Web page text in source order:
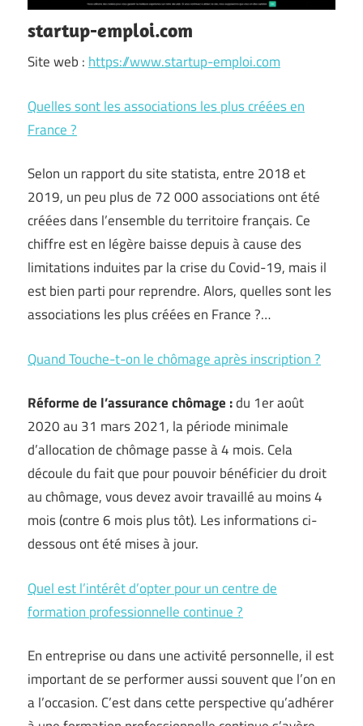
startup-emploi.com
Site web :https://www.startup-emploi.com
Quelles sont les associations les plus créées en
France ?
Selon un rapport du site statista, entre 2018 et
2019, un peu plus de 72 000 associations ont été
créées dans l’ensemble du territoire français. Ce
chiffre est en légère baisse depuis à cause des
limitations induites par la crise du Covid-19, mais il
est bien parti pour reprendre. Alors, quelles sont les
associations les plus créées en France ?…
Quand Touche-t-on le chômage après inscription ?
Réforme de l’assurance chômage :du 1er août
2020 au 31 mars 2021, la période minimale
d’allocation de chômage passe à 4 mois. Cela
découle du fait que pour pouvoir bénéficier du droit
au chômage, vous devez avoir travaillé au moins 4
mois (contre 6 mois plus tôt). Les informations ci-
dessous ont été mises à jour.
Quel est l’intérêt d’opter pour un centre de
formation professionnelle continue ?
En entreprise ou dans une activité personnelle, il est
important de se performer aussi souvent que l’on en
a l’occasion. C’est dans cette perspective qu’adhérer